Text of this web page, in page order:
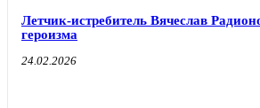
Летчик-истребитель Вячеслав
героизма
24.02.2026